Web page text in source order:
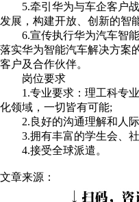
5.牵引华为与车企客户战
发展，构建开放、创新的智
6.宣传执行华为汽车智能
落实华为智能汽车解决方案
客户及合作伙伴。
岗位要求
1.专业要求：理工科专业
化领域，一切皆有可能;
2.良好的沟通理解和人际
3.拥有丰富的学生会、社
4.接受全球派遣。
文章来源：